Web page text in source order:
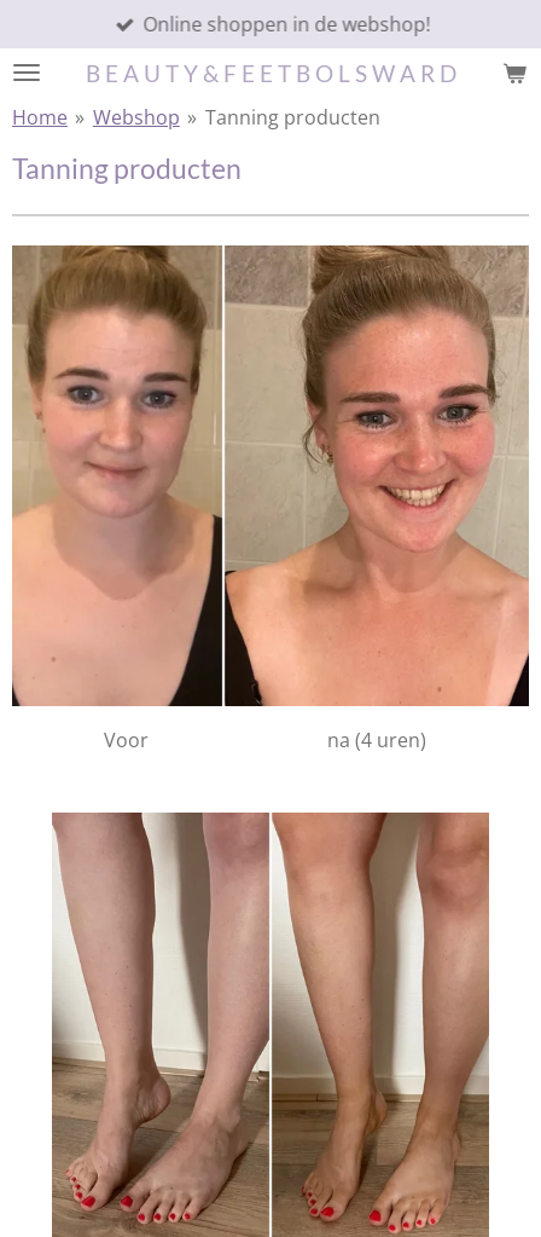
direct
naar
de
B E A U T Y & F E E T B O L S W A R D
Online shoppen in de webshop!
Home » Webshop » Tanning producten
Tanning producten
Voor na (4 uren)